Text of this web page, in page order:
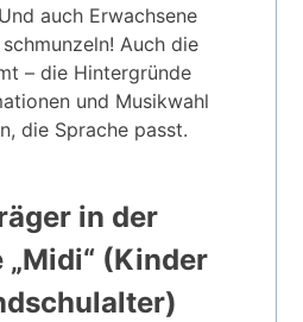
auch Erwachsene
Auch die
– die Hintergründe
und Musikwahl
die Sprache passt.
in der
(Kinder